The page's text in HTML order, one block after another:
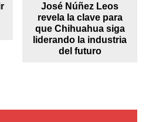
José Núñez Leos
revela la clave para
que Chihuahua siga
liderando la industria
del futuro